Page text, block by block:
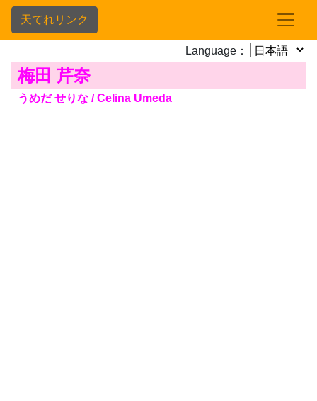
天てれリンク
Language：
梅田 芹奈
うめだ せりな / Celina Umeda